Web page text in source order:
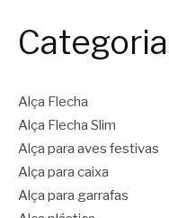
Alça Flecha
Alça Flecha Slim
Alça para aves festivas
Alça para caixa
Alça para garrafas